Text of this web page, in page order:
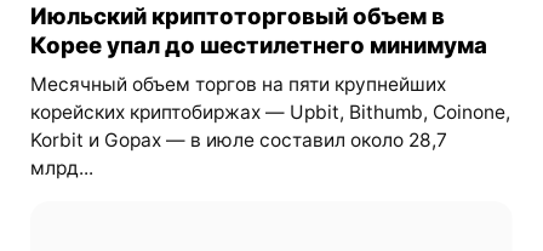
Июльский криптоторговый объем в
Корее упал до шестилетнего минимума
Месячный объем торгов на пяти крупнейших
корейских криптобиржах — Upbit, Bithumb, Coinone,
Korbit и Gopax — в июле составил около 28,7
млрд...